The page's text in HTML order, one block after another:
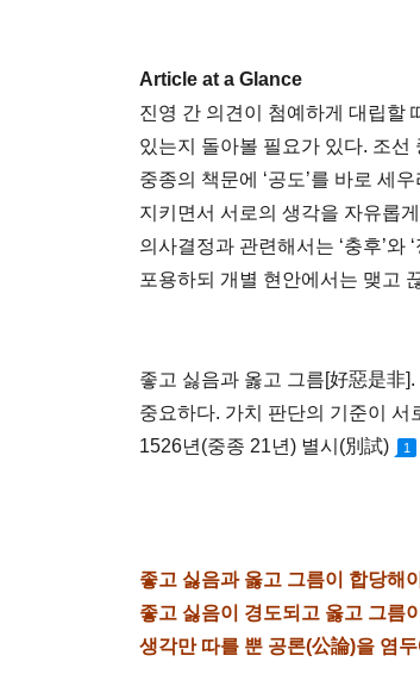
Article at a Glance
진영 간 의견이 첨예하게 대립할
있는지 돌아볼 필요가 있다. 조
중종의 책문에 ‘공도’를 바로 세
지키면서 서로의 생각을 자유롭
의사결정과 관련해서는 ‘충후’와
포용하되 개별 현안에서는 맺고
좋고 싫음과 옳고 그름[好惡是非
중요하다. 가치 판단의 기준이
1526년(중종 21년) 별시(別試)
1
좋고 싫음과 옳고 그름이 합당해
좋고 싫음이 경도되고 옳고 그름
생각만 따를 뿐 공론(公論)을 염